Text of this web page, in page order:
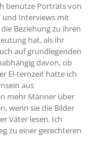
benutze Porträts von
und Interviews mit
Beziehung zu ihren
hat, als ihr
auf grundlegenden
davon, ob
El-ternzeit hatte ich
aus
mehr Männer über
wenn sie die Bilder
Väter lesen. Ich
zu einer gerechteren